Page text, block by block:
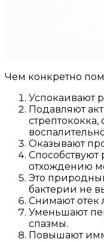
Чем конкретно
Успокаивают
Подавляют
стрептококка,
Оказывают
отхождению
Это
бактерии не
Снимают отек
Уменьшают
спазмы.
Повышают